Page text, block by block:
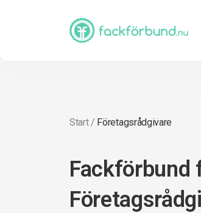
Start/ Företagsrådgivare
Fackförbund